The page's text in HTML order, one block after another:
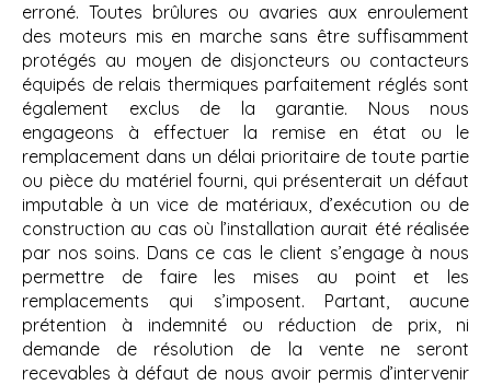
erroné. Toutes brûlures ou avaries aux enroulement
des moteurs mis en marche sans être suffisamment
protégés au moyen de disjoncteurs ou contacteurs
équipés de relais thermiques parfaitement réglés sont
également exclus de la garantie. Nous nous
engageons à effectuer la remise en état ou le
remplacement dans un délai prioritaire de toute partie
ou pièce du matériel fourni, qui présenterait un défaut
imputable à un vice de matériaux, d’exécution ou de
construction au cas où l’installation aurait été réalisée
par nos soins. Dans ce cas le client s’engage à nous
permettre de faire les mises au point et les
remplacements qui s’imposent. Partant, aucune
prétention à indemnité ou réduction de prix, ni
demande de résolution de la vente ne seront
recevables à défaut de nous avoir permis d’intervenir